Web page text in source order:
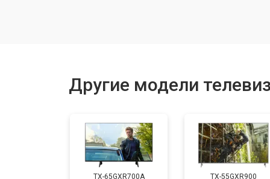
Замена HDMI порта
Другие модели
TX-65GXR700A TX-55GXR900